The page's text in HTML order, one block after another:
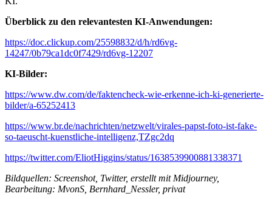
Überblick zu den relevantesten KI-Anwendungen:
https://doc.clickup.com/25598832/d/h/rd6vg-
14247/0b79ca1dc0f7429/rd6vg-12207
KI-Bilder:
https://www.dw.com/de/faktencheck-wie-erkenne-ich-ki-generierte-
bilder/a-65252413
https://www.br.de/nachrichten/netzwelt/virales-papst-foto-ist-fake-
so-taeuscht-kuenstliche-intelligenz,TZgc2dq
https://twitter.com/EliotHiggins/status/1638539900881338371
Bildquellen: Screenshot, Twitter, erstellt mit Midjourney,
Bearbeitung: MvonS, Bernhard_Nessler, privat